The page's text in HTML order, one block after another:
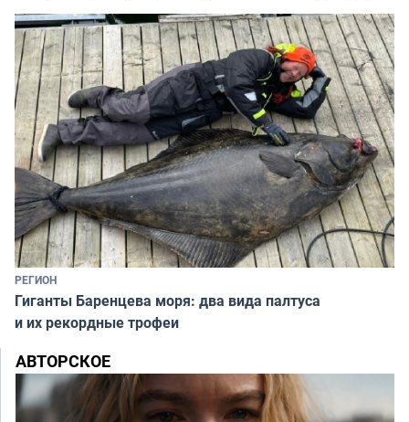
РЕГИОН
Гиганты Баренцева моря: два вида палтуса
и их рекордные трофеи
АВТОРСКОЕ